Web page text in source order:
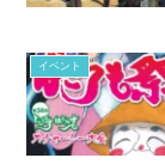
イベント